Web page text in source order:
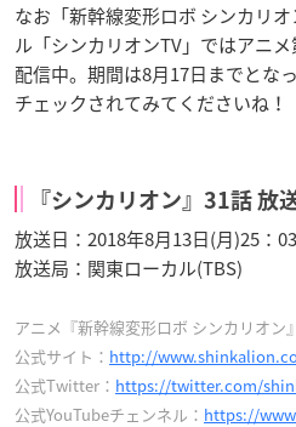
なお「新幹線変形ロボ シンカリ
ル「シンカリオンTV」ではアニ
配信中。期間は8月17日までとな
チェックされてみてくださいね！
『シンカリオン』31話 放
放送日：2018年8月13日(月)25：
放送局：関東ローカル(TBS)
アニメ『新幹線変形ロボ シンカリオン』
公式サイト： http://
公式Twitter： https://twitter.com/
公式YouTubeチェンネル： https://